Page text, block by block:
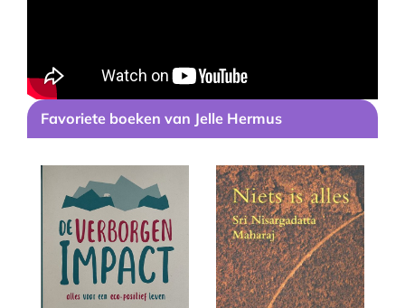
Favoriete boeken van Jelle Hermus